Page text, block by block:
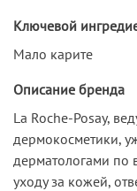
Ключевой
Мало карите
Описание бренда
La Roche-Posay,
дермокосметики,
дерматологами по
уходу за кожей,